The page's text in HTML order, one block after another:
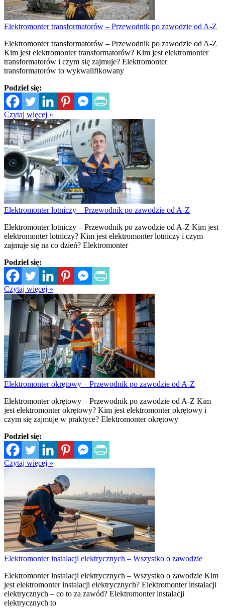
Elektromonter transformatorów – Przewodnik po zawodzie od A-Z
Elektromonter transformatorów – Przewodnik po zawodzie od A-Z
Kim jest elektromonter transformatorów? Kim jest elektromonter
transformatorów i czym się zajmuje? Elektromonter
transformatorów to wykwalifikowany
Podziel się:
Czytaj więcej »
Elektromonter lotniczy – Przewodnik po zawodzie od A-Z
Elektromonter lotniczy – Przewodnik po zawodzie od A-Z Kim jest
elektromonter lotniczy? Kim jest elektromonter lotniczy i czym
zajmuje się na co dzień? Elektromonter
Podziel się:
Czytaj więcej »
Elektromonter okrętowy – Przewodnik po zawodzie od A-Z
Elektromonter okrętowy – Przewodnik po zawodzie od A-Z Kim
jest elektromonter okrętowy? Kim jest elektromonter okrętowy i
czym się zajmuje w praktyce? Elektromonter okrętowy
Podziel się:
Czytaj więcej »
Elektromonter instalacji elektrycznych – Wszystko o zawodzie
Elektromonter instalacji elektrycznych – Wszystko o zawodzie Kim
jest elektromonter instalacji elektrycznych? Elektromonter instalacji
elektrycznych – co to za zawód? Elektromonter instalacji
elektrycznych to